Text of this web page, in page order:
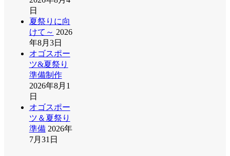
日
夏祭りに向
けて～ 2026
年8月3日
オゴスポー
ツ&夏祭り
準備制作
2026年8月1
日
オゴスポー
ツ＆夏祭り
準備 2026年
7月31日